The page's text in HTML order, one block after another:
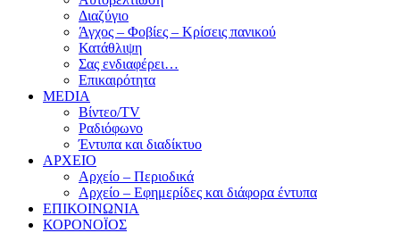
Διαζύγιο
Άγχος – Φοβίες – Κρίσεις πανικού
Κατάθλιψη
Σας ενδιαφέρει…
Επικαιρότητα
MEDIA
Βίντεο/TV
Ραδιόφωνο
Έντυπα και διαδίκτυο
ΑΡΧΕΙΟ
Αρχείο – Περιοδικά
Αρχείο – Εφημερίδες και διάφορα έντυπα
ΕΠΙΚΟΙΝΩΝΙΑ
ΚΟΡΟΝΟΪΟΣ